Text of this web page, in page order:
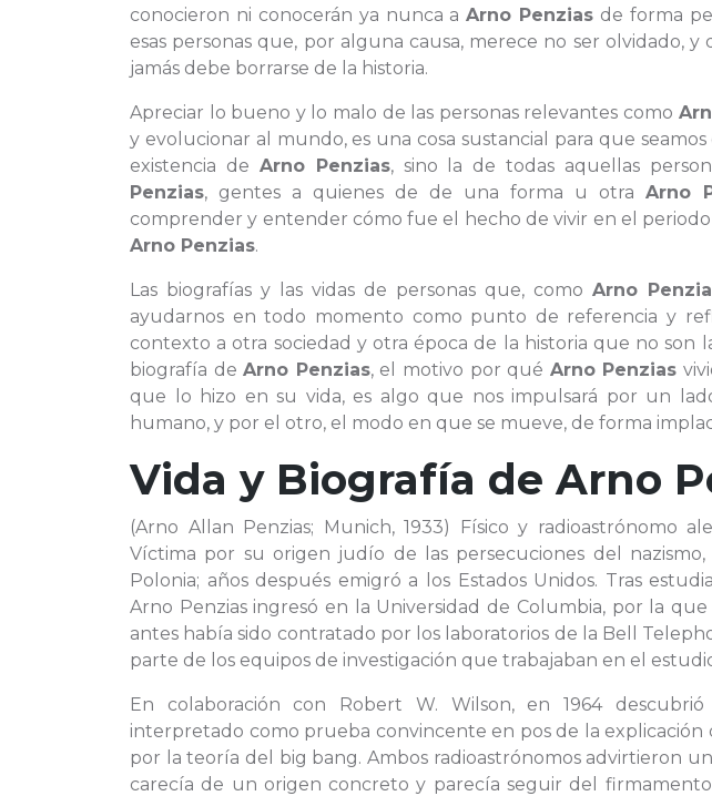
conocieron ni conocerán ya nunca aArno Penzias de forma
esas personas que, por alguna causa, merece no ser olvidado,
jamás debe borrarse de la historia.
Apreciar lo bueno y lo malo de las personas relevantes como
y evolucionar al mundo, es una cosa sustancial para que
existencia de Arno Penzias, sino la de todas aquellas
Penzias, gentes a quienes de de una forma u otra Arno
comprender y entender cómo fue el hecho de vivir en el
Arno Penzias.
Las biografías y las vidas de personas que, como Arno
ayudarnos en todo momento como punto de referencia y
contexto a otra sociedad y otra época de la historia que no son
biografía deArno Penzias, el motivo por qué Arno Penzias
que lo hizo en su vida, es algo que nos impulsará por un
humano, y por el otro, el modo en que se mueve, de forma
Vida y Biografía deArno
(Arno Allan Penzias; Munich, 1933) Físico y radioastrónomo
Víctima por su origen judío de las persecuciones del
Polonia; años después emigró a los Estados Unidos. Tras
Arno Penzias ingresó en la Universidad de Columbia, por la
antes había sido contratado por los laboratorios de la Bell
parte de los equipos de investigación que trabajaban en el
En colaboración con Robert W. Wilson, en 1964
interpretado como prueba convincente en pos de la explicación
por la teoría del big bang. Ambos radioastrónomos advirtieron
carecía de un origen concreto y parecía seguir del